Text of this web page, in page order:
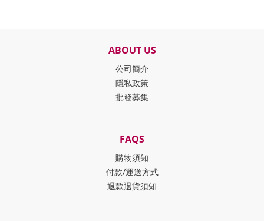
ABOUT US
公司簡介
隱私政策
批發募集
FAQS
購物須知
付款/運送方式
退款退貨須知